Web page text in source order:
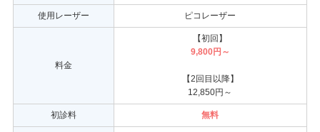
使用レーザー ピコレーザー
料金
【初回】
9,800円～
【2回目以降】
12,850円～
初診料 無料